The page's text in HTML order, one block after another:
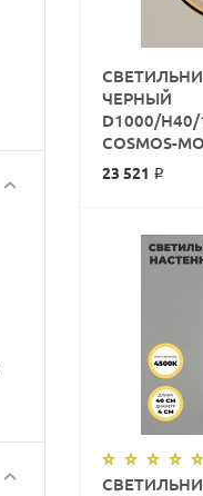
ЧЕРНЫЙ
D1000/H40/
COSMOS-
23 521 ₽